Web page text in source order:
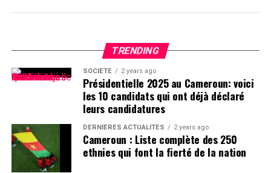
TRENDING
SOCIÉTÉ 2 years ago
Présidentielle 2025 au Cameroun: voici
les 10 candidats qui ont déjà déclaré
leurs candidatures
DERNIÈRES ACTUALITÉS 2 years ago
Cameroun : Liste complète des 250
ethnies qui font la fierté de la nation